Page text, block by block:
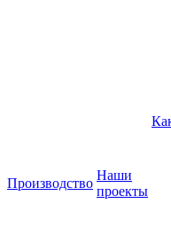
Производство
Наши
проекты